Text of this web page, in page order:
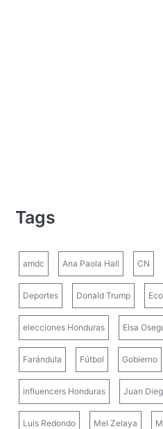
Tags
amdc Ana Paola Hall CN
Deportes Donald Trump
elecciones Honduras Elsa
Farándula Fútbol Gobierno
influencers Honduras Juan
Luis Redondo Mel Zelaya